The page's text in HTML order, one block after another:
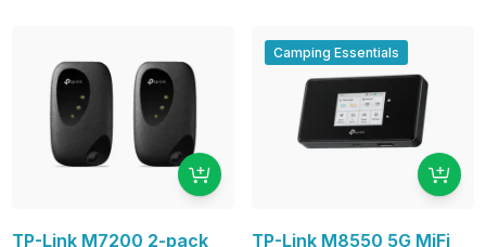
TP-Link M7200 2-pack
Camping Essentials
TP-Link M8550 5G MiFi